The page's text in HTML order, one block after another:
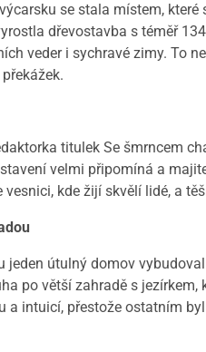
se stala místem,
dřevostavba s téměř
veder i sychravé zimy. To
titulek Se šmrncem
velmi připomíná a
kde žijí skvělí lidé, a
útulný domov
po větší zahradě s
a intuicí, přestože ostatním